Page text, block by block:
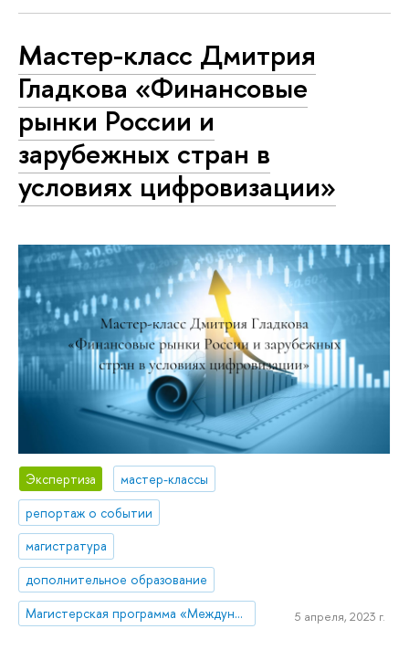
Мастер-класс Дмитрия
Гладкова «Финансовые
рынки России и
зарубежных стран в
условиях цифровизации»
Экспертиза
мастер-классы
репортаж о событии
магистратура
дополнительное образование
Магистерская программа «Международный корпоративный комплаенс и этика бизнеса»
5 апреля, 2023 г.